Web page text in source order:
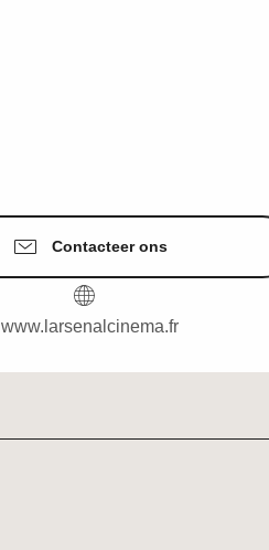
Contacteer ons
www.larsenalcinema.fr